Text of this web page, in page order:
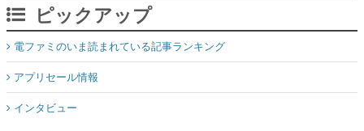
ピックアップ
電ファミのいま読まれている記事ランキング
アプリセール情報
インタビュー